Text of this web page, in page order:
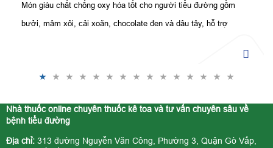
Món giàu chất chống oxy hóa tốt cho người tiểu đường gồm
bưởi, mâm xôi, cải xoăn, chocolate đen và dâu tây, hỗ trợ
Nhà thuốc online chuyên thuốc kê toa và tư vấn chuyên sâu về
bệnh tiểu đường
Địa chỉ: 313 đường Nguyễn Văn Công, Phường 3, Quận Gò Vấp,